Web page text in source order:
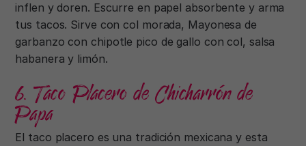
inflen y doren. Escurre en papel absorbente y arma
tus tacos. Sirve con col morada, Mayonesa de
garbanzo con chipotle pico de gallo con col, salsa
habanera y limón.
6. Taco Placero de Chicharrón de
Papa
El taco placero es una tradición mexicana y esta